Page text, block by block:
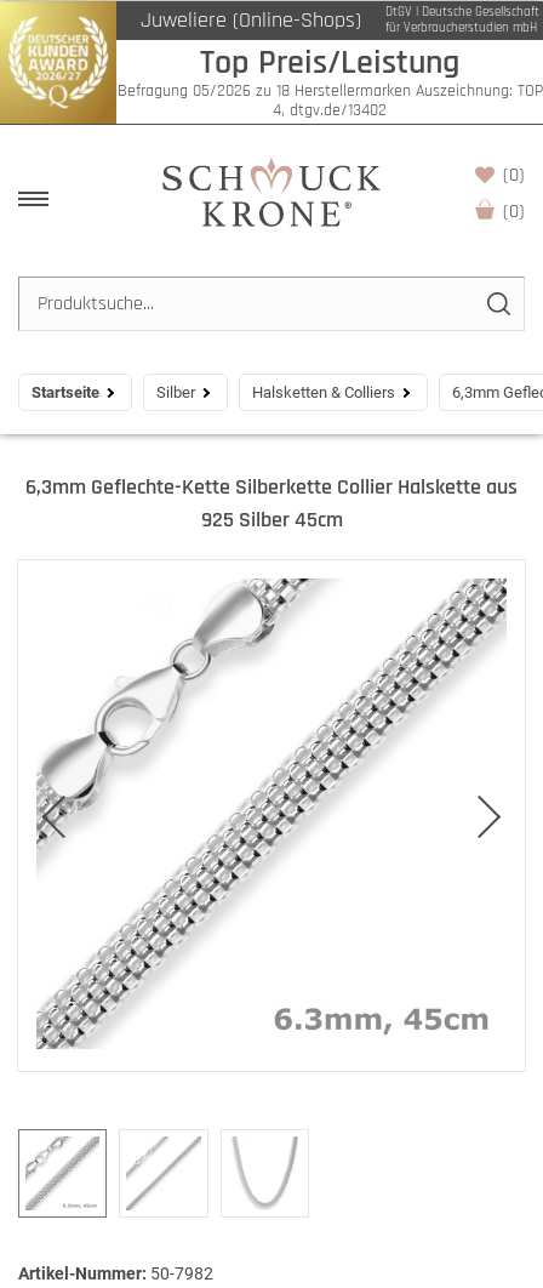
Juweliere (Online-Shops)
DtGV | Deutsche Gesellschaft
für Verbraucherstudien mbH
Top Preis/Leistung
Befragung 05/2026 zu 18 Herstellermarken Auszeichnung: TOP
4, dtgv.de/13402
(0)
(0)
Startseite Silber Halsketten & Colliers 6,3mm
6,3mm Geflechte-Kette Silberkette Collier Halskette aus
925 Silber 45cm
Artikel-Nummer: 50-7982